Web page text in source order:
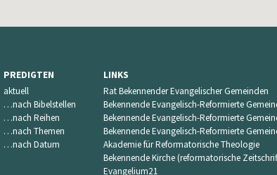
PREDIGTEN
aktuell
…nach Bibelstellen
…nach Reihen
…nach Themen
…nach Datum
LINKS
Rat Bekennender Evangelischer Gemeinden
Bekennende Evangelisch-Reformierte
Bekennende Evangelisch-Reformierte
Bekennende Evangelisch-Reformierte
Akademie für Reformatorische Theologie
Bekennende Kirche (reformatorische
Evangelium21